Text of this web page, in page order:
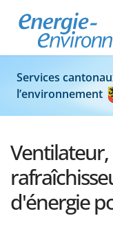
Services
l’environnement
d'énergie